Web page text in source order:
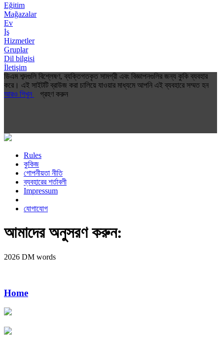
Eğitim
Mağazalar
Ev
İş
Hizmetler
Gruplar
Dil bilgisi
İletişim
ডিএম শব্দগুলি বিশ্লেষণ, ব্যক্তিগতকৃত সামগ্রী এবং বিজ্ঞাপনগুলির জন্য কুকি ব্যবহার
করে। এই সাইটটি ব্রাউজ করা চালিয়ে যাওয়ার মাধ্যমে আপনি এই ব্যবহারে সম্মত হন
আরও শিখুন
গ্রহণ করুন
Rules
কুকিজ
গোপনীয়তা নীতি
ব্যবহারের শর্তাবলী
Impressum
যোগাযোগ
আমাদের অনুসরণ করুন:
2026 DM words
Home